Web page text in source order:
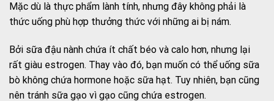
Mặc dù là thực phẩm lành tính, nhưng đây không phải là
thức uống phù hợp thưởng thức với những ai bị nám.
Bởi sữa đậu nành chứa ít chất béo và calo hơn, nhưng lại
rất giàu estrogen. Thay vào đó, bạn muốn có thể uống sữa
bò không chứa hormone hoặc sữa hạt. Tuy nhiên, bạn cũng
nên tránh sữa gạo vì gạo cũng chứa estrogen.